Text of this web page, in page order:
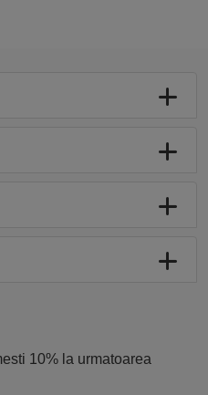
10% la urmatoarea